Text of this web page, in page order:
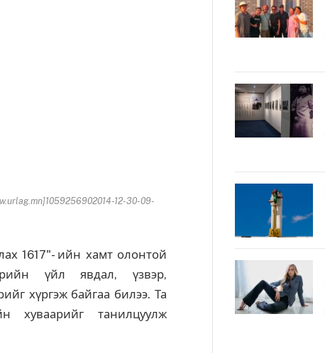
12-30-09-
1617"- ийн хамт олонтой
үйл явдал, үзвэр,
хүргэж байгаа билээ. Та
хуваарийг танилцуулж